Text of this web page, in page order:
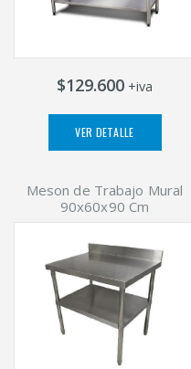
$129.600 +iva
VER DETALLE
Meson de Trabajo Mural
90x60x90 Cm